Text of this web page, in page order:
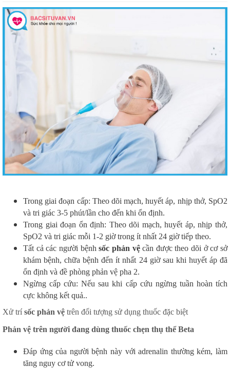
Trong giai đoạn cấp: Theo dõi mạch, huyết áp, nhịp thở, SpO2
và tri giác 3-5 phút/lần cho đến khi ổn định.
Trong giai đoạn ổn định: Theo dõi mạch, huyết áp, nhịp thở,
SpO2 và tri giác mỗi 1-2 giờ trong ít nhất 24 giờ tiếp theo.
Tất cả các người bệnhsốc phản vệcần được theo dõi ở cơ sở
khám bệnh, chữa bệnh đến ít nhất 24 giờ sau khi huyết áp đã
ổn định và đề phòng phản vệ pha 2.
Ngừng cấp cứu: Nếu sau khi cấp cứu ngừng tuần hoàn tích
cực không kết quả..
Xử trísốc phản vệ trên đối tượng sử dụng thuốc đặc biệt
Phản vệ trên người đang dùng thuốc chẹn thụ thể Beta
Đáp ứng của người bệnh này với adrenalin thường kém, làm
tăng nguy cơ tử vong.